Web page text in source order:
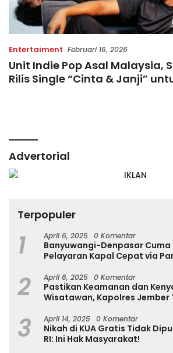
Entertaiment Februari 16, 2026
Unit Indie Pop Asal Malaysia,
Rilis Single “Cinta & Janji”
Advertorial
Terpopuler
1 April 6, 2025 0 Komentar
Banyuwangi-Denpasar Cuma
Pelayaran Kapal Cepat via
2 April 6, 2025 0 Komentar
Pastikan Keamanan dan
Wisatawan, Kapolres Jember
3 April 14, 2025 0 Komentar
Nikah di KUA Gratis Tidak
RI: Ini Hak Masyarakat!